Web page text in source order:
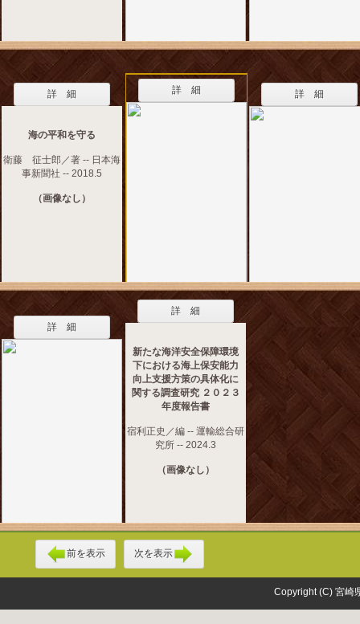
詳 細
海の平和を守る
衛藤 征士郎／著 -- 日本海
事新聞社 -- 2018.5
（画像なし）
詳 細 詳 細
詳 細
詳 細
新たな海洋安全保障環境
下における海上保安能力
向上支援方策の具体化に
関する調査研究 ２０２３
年度報告書
宿利正史／編 -- 運輸総合研
究所 -- 2024.3
（画像なし）
前を表示 次を表示
Copyright (C) 宮崎